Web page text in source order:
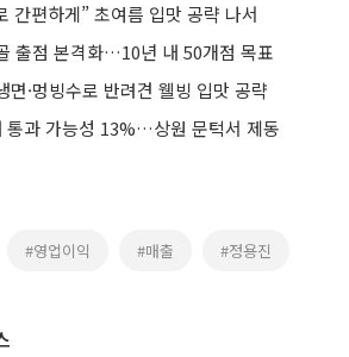
간편하게” 초여름 입맛 공략 나서
출점 본격화…10년 내 50개점 목표
면·멍빙수로 반려견 웰빙 입맛 공략
통과 가능성 13%…상원 문턱서 제동
#영업이익 #매출 #정용진